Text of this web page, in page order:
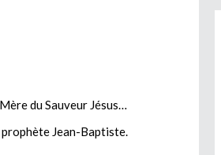
du Sauveur Jésus…
Jean-Baptiste.